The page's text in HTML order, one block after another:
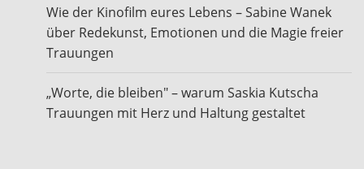
Wie der Kinofilm eures Lebens – Sabine Wanek
über Redekunst, Emotionen und die Magie freier
Trauungen
„Worte, die bleiben" – warum Saskia Kutscha
Trauungen mit Herz und Haltung gestaltet